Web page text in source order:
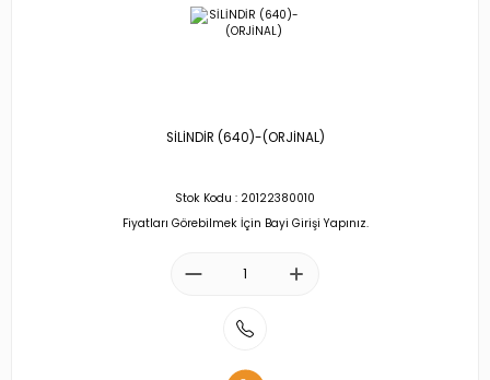
SİLİNDİR (640)-(ORJİNAL)
Stok Kodu : 20122380010
Fiyatları Görebilmek İçin Bayi Girişi Yapınız.